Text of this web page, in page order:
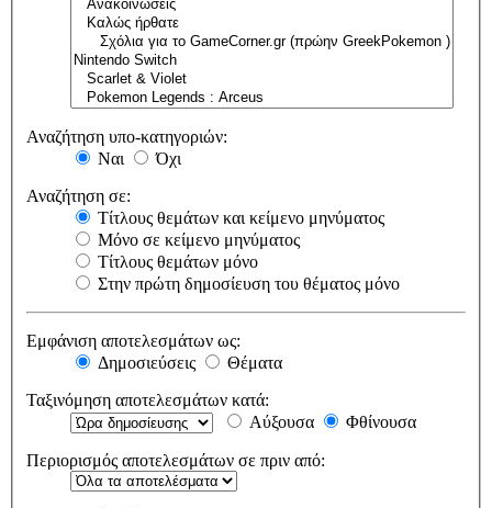
Αναζήτηση υπο-κατηγοριών:
Ναι
Όχι
Αναζήτηση σε:
Τίτλους θεμάτων και κείμενο μηνύματος
Μόνο σε κείμενο μηνύματος
Τίτλους θεμάτων μόνο
Στην πρώτη δημοσίευση του θέματος μόνο
Εμφάνιση αποτελεσμάτων ως:
Δημοσιεύσεις
Θέματα
Ταξινόμηση αποτελεσμάτων κατά:
Αύξουσα
Φθίνουσα
Περιορισμός αποτελεσμάτων σε πριν από: